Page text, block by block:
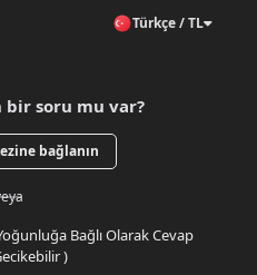
Türkçe / TL
bir soru mu var?
bağlanın
Bağlı Olarak Cevap
)